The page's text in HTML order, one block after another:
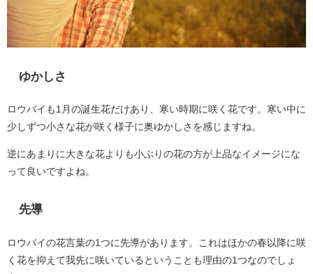
ゆかしさ
ロウバイも1月の誕生花だけあり、寒い時期に咲く花です。寒い中に
少しずつ小さな花が咲く様子に奥ゆかしさを感じますね。
逆にあまりに大きな花よりも小ぶりの花の方が上品なイメージにな
って良いですよね。
先導
ロウバイの花言葉の1つに先導があります。これはほかの春以降に咲
く花を抑えて我先に咲いているということも理由の1つなのでしょ